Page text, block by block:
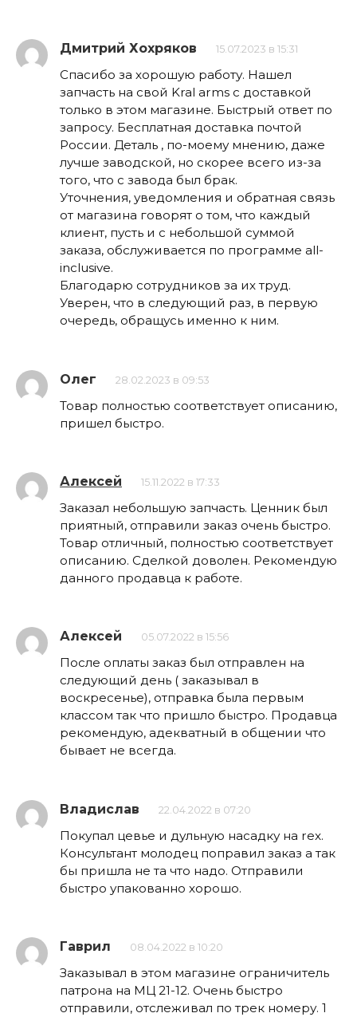
Дмитрий Хохряков 15.07.2023 в 15:31
Спасибо за хорошую работу. Нашел
запчасть на свой Kral arms с доставкой
только в этом магазине. Быстрый ответ по
запросу. Бесплатная доставка почтой
России. Деталь , по-моему мнению, даже
лучше заводской, но скорее всего из-за
того, что с завода был брак.
Уточнения, уведомления и обратная связь
от магазина говорят о том, что каждый
клиент, пусть и с небольшой суммой
заказа, обслуживается по программе all-
inclusive.
Благодарю сотрудников за их труд.
Уверен, что в следующий раз, в первую
очередь, обращусь именно к ним.
Олег 28.02.2023 в 09:53
Товар полностью соответствует описанию,
пришел быстро.
Алексей 15.11.2022 в 17:33
Заказал небольшую запчасть. Ценник был
приятный, отправили заказ очень быстро.
Товар отличный, полностью соответствует
описанию. Сделкой доволен. Рекомендую
данного продавца к работе.
Алексей 05.07.2022 в 15:56
После оплаты заказ был отправлен на
следующий день ( заказывал в
воскресенье), отправка была первым
классом так что пришло быстро. Продавца
рекомендую, адекватный в общении что
бывает не всегда.
Владислав 22.04.2022 в 07:20
Покупал цевье и дульную насадку на rex.
Консультант молодец поправил заказ а так
бы пришла не та что надо. Отправили
быстро упакованно хорошо.
Гаврил 08.04.2022 в 10:20
Заказывал в этом магазине ограничитель
патрона на МЦ 21-12. Очень быстро
отправили, отслеживал по трек номеру. 1